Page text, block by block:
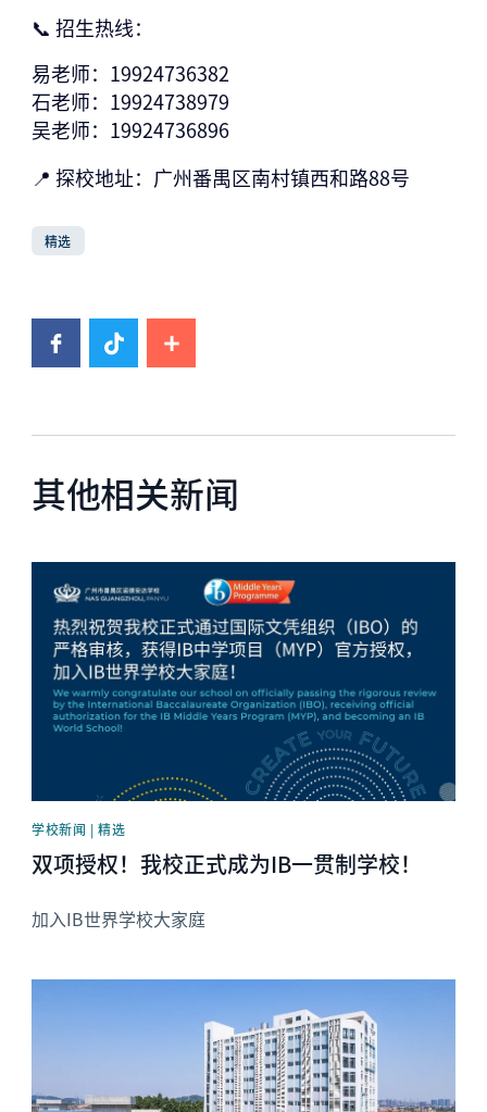
📞 招生热线：
易老师：‭19924736382
石老师：19924738979
吴老师：19924736896
📍 探校地址： 广州番禺区南村镇西和路88号
精选
其他相关新闻
学校新闻 | 精选
双项授权！我校正式成为IB一贯制学校！
加入IB世界学校大家庭